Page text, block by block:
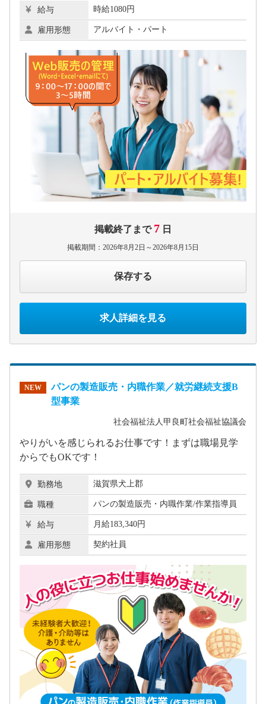
給与 時給1080円
雇用形態 アルバイト・パート
掲載終了まで 7 日
掲載期間：2026年8月2日～2026年8月15日
保存する
求人詳細を見る
NEW
パンの製造販売・内職作業／就労継続支援B
型事業
社会福祉法人甲良町社会福祉協議会
やりがいを感じられるお仕事です！まずは職場見学
からでもOKです！
勤務地 滋賀県犬上郡
職種 パンの製造販売・内職作業/作業指導員
給与 月給183,340円
雇用形態 契約社員